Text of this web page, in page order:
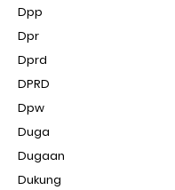
Dpp
Dpr
Dprd
DPRD
Dpw
Duga
Dugaan
Dukung